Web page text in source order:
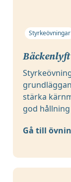
Styrkeövningar
Bäckenlyft
stärka
god
Gå till